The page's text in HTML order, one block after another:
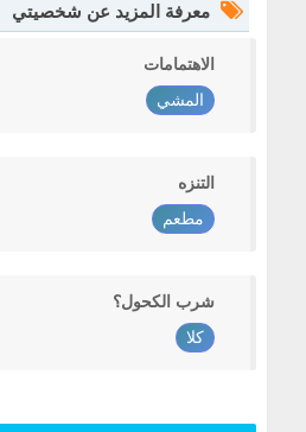
معرفة المزيد عن شخصيتي
الاهتمامات
المشي
التنزه
مطعم
شرب الكحول؟
كلا